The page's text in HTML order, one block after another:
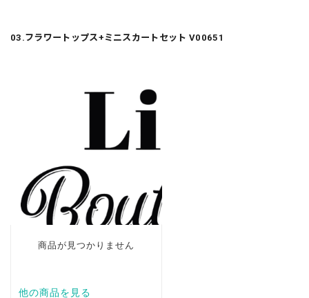
03.フラワートップス+ミニスカートセット V00651